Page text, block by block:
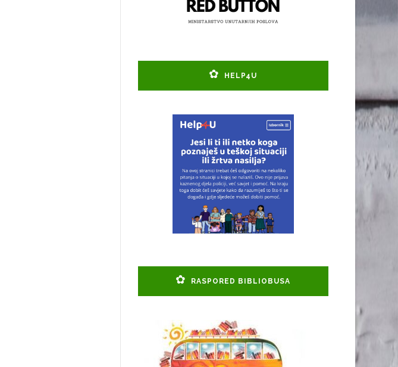
HELP4U
RASPORED BIBLIOBUSA